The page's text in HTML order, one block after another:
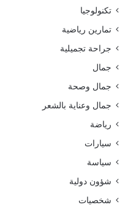
تكنولوجيا
تمارين رياضية
جراحة تجميلية
جمال
جمال وصحة
جمال وعناية بالشعر
رياضة
سيارات
سياسة
شؤون دولية
شخصيات